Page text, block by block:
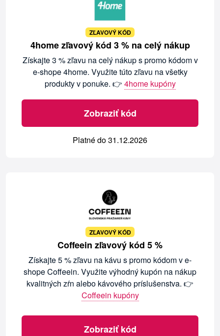
ZĽAVOVÝ KÓD
4home zľavový kód 3 % na celý nákup
Získajte 3 % zľavu na celý nákup s promo kódom v
e-shope 4home. Využite túto zľavu na všetky
produkty v ponuke. 👉 4home kupóny
Zobraziť kód
Platné do 31.12.2026
ZĽAVOVÝ KÓD
Coffeein zľavový kód 5 %
Získajte 5 % zľavu na kávu s promo kódom v e-
shope Coffeein. Využite výhodný kupón na nákup
kvalitných zŕn alebo kávového príslušenstva. 👉
Coffeein kupóny
Zobraziť kód